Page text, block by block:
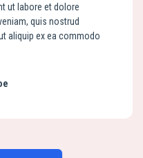
ut labore et dolore
quis nostrud
aliquip ex ea commodo